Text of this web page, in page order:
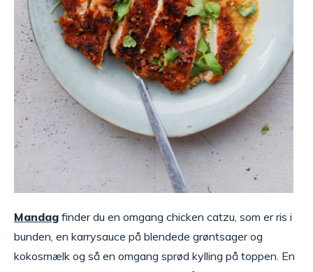
Mandag finder du en omgang chicken catzu, som er ris i
bunden, en karrysauce på blendede grøntsager og
kokosmælk og så en omgang sprød kylling på toppen. En